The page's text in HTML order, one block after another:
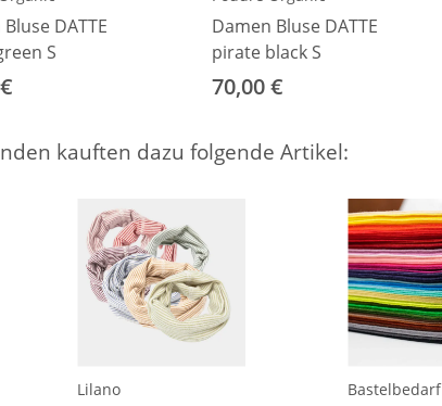
DATTE
S
Damen Bluse DATTE
pirate black S
70,00 €
kauften dazu folgende Artikel:
Lilano Bastelbedarf